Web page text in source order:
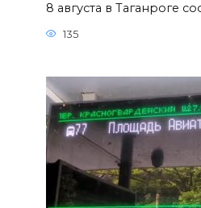
8 августа в Таганроге
135